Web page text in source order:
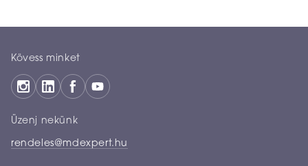
Kövess minket
Üzenj nekünk
rendeles@mdexpert.hu